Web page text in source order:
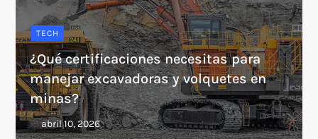
TECH
¿Qué certificaciones necesitas para
manejar excavadoras y volquetes en
minas?